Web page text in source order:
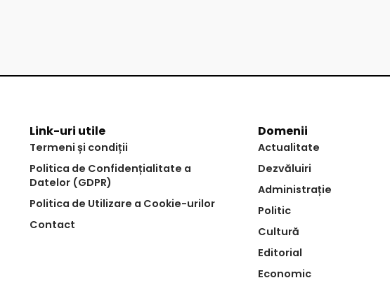
Link-uri utile
Termeni și condiții
Politica de Confidențialitate a
Datelor (GDPR)
Politica de Utilizare a Cookie-urilor
Contact
Domenii
Actualitate
Dezvăluiri
Administrație
Politic
Cultură
Editorial
Economic